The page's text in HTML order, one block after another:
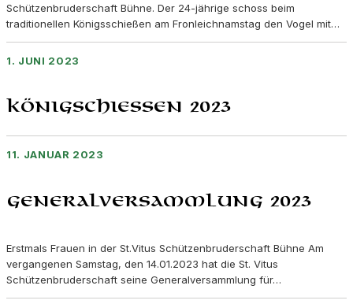
Schützenbruderschaft Bühne. Der 24-jährige schoss beim
traditionellen Königsschießen am Fronleichnamstag den Vogel mit…
1. JUNI 2023
Königschießen 2023
11. JANUAR 2023
Generalversammlung 2023
Erstmals Frauen in der St.Vitus Schützenbruderschaft Bühne Am
vergangenen Samstag, den 14.01.2023 hat die St. Vitus
Schützenbruderschaft seine Generalversammlung für…